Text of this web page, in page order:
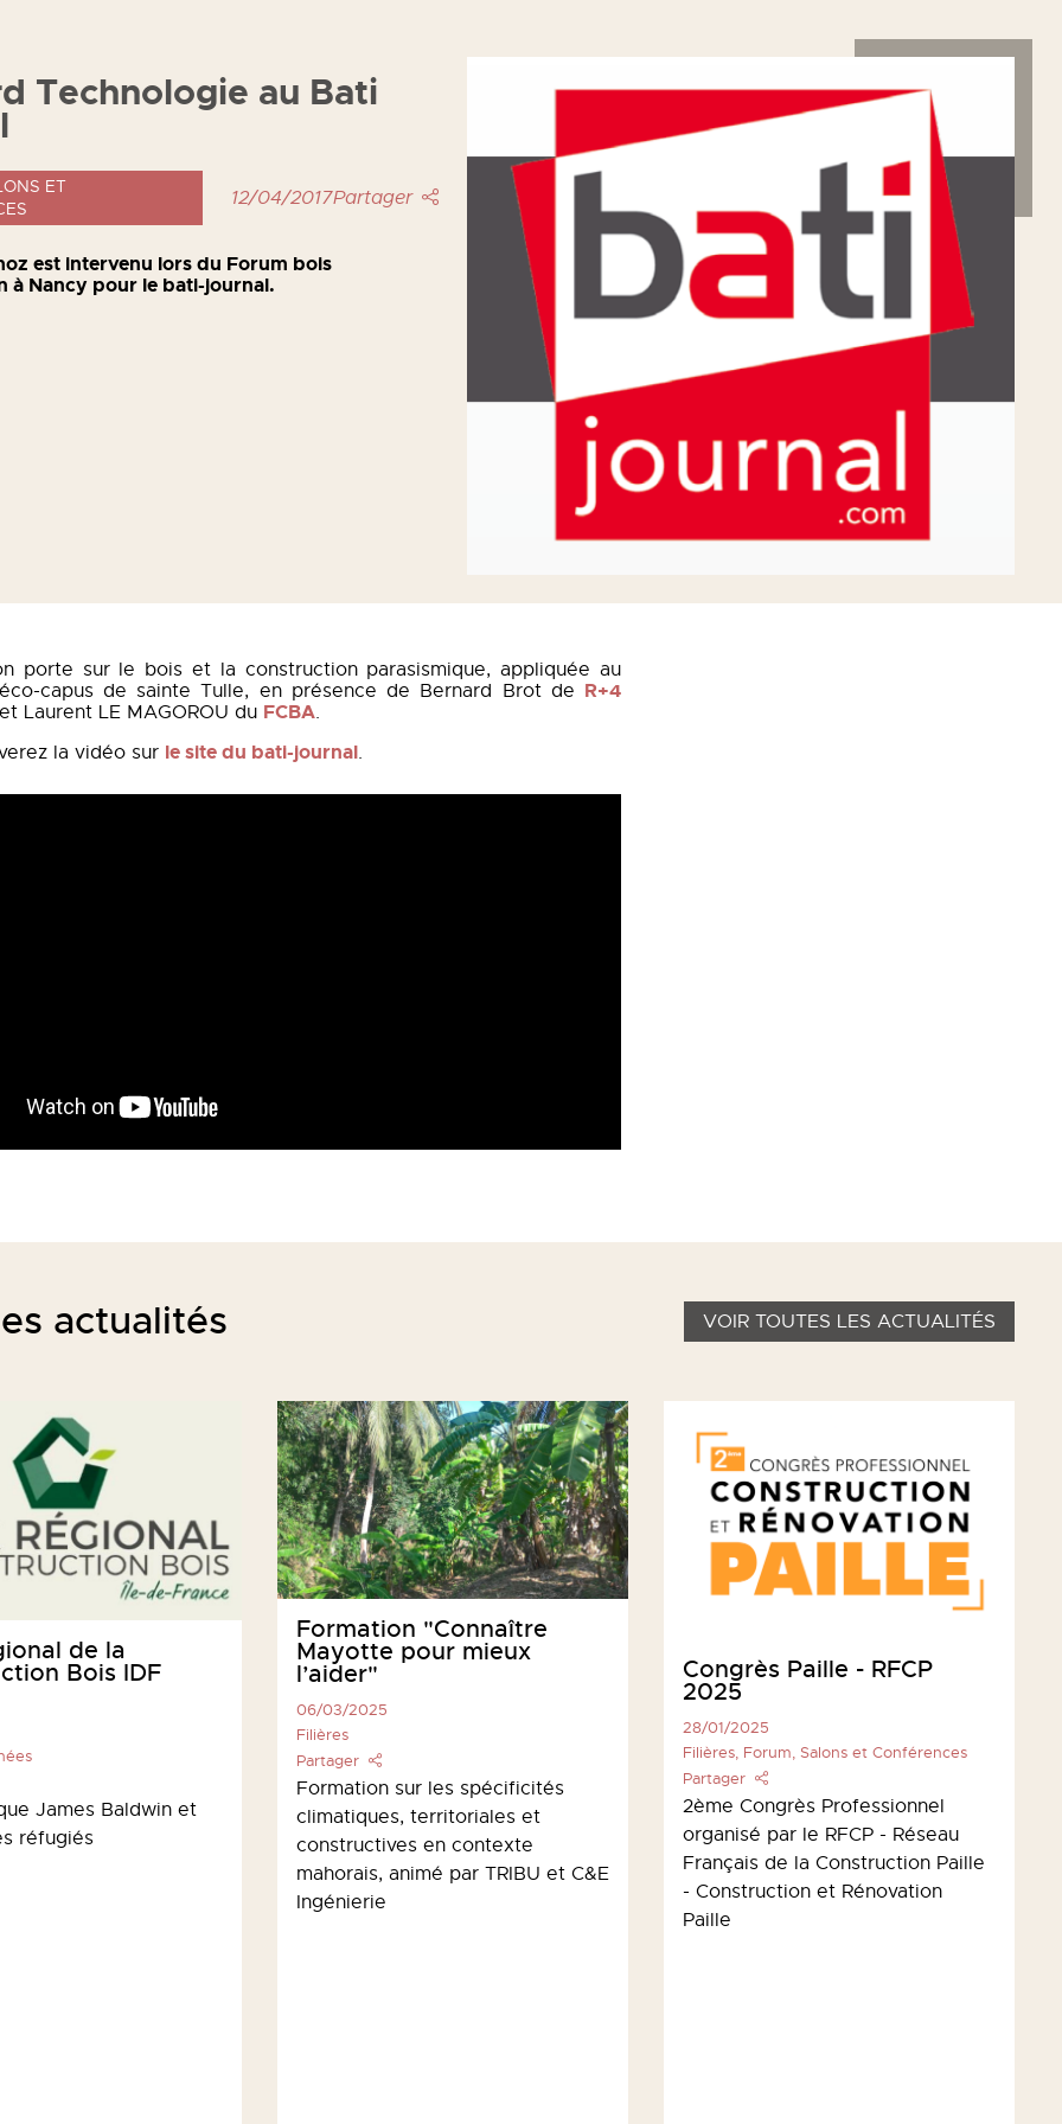
Technologie au Bati
ET
12/04/2017Partager
est intervenu lors du Forum bois
à Nancy pour le bati-journal.
porte sur le bois et la construction parasismique, appliquée au
capus de sainte Tulle, en présence de Bernard Brot de R+4
et Laurent LE MAGOROU du FCBA.
la vidéo sur le site du bati-journal.
actualités VOIR TOUTES LES ACTUALITÉS
de la
Bois IDF
James Baldwin et
réfugiés
Formation "Connaître
Mayotte pour mieux
l’aider"
06/03/2025
Filières
Partager
Formation sur les spécificités
climatiques, territoriales et
constructives en contexte
mahorais, animé par TRIBU et C&E
Ingénierie
Congrès Paille - RFCP
2025
28/01/2025
Filières, Forum, Salons et Conférences
Partager
2ème Congrès Professionnel
organisé par le RFCP - Réseau
Français de la Construction Paille
- Construction et Rénovation
Paille